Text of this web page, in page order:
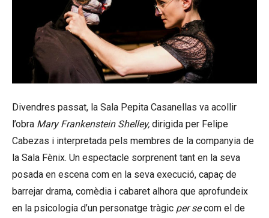
Divendres passat, la Sala Pepita Casanellas va acollir
l’obra Mary Frankenstein Shelley, dirigida per Felipe
Cabezas i interpretada pels membres de la companyia de
la Sala Fènix. Un espectacle sorprenent tant en la seva
posada en escena com en la seva execució, capaç de
barrejar drama, comèdia i cabaret alhora que aprofundeix
en la psicologia d’un personatge tràgic per secom el de